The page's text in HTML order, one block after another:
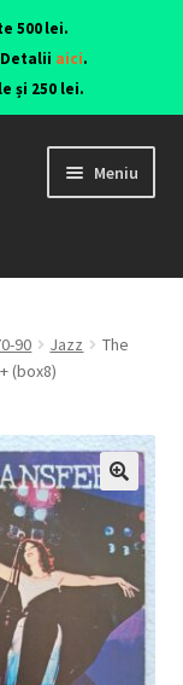
500 lei.
aici.
și 250 lei.
Meniu
90 Jazz
The
(box8)
🔍